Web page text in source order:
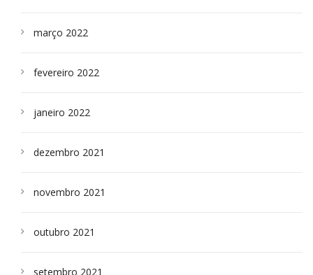
março 2022
fevereiro 2022
janeiro 2022
dezembro 2021
novembro 2021
outubro 2021
setembro 2021